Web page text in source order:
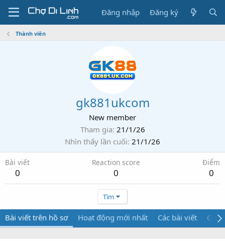
Đăng nhập Đăng ký
Thành viên
gk881ukcom
New member
Tham gia 21/1/26
Nhìn thấy lần cuối 21/1/26
Bài viết
0
Reaction score
0
Điểm
0
Tìm
Bài viết trên hồ sơ Hoạt động mới nhất Các bài viết Giới